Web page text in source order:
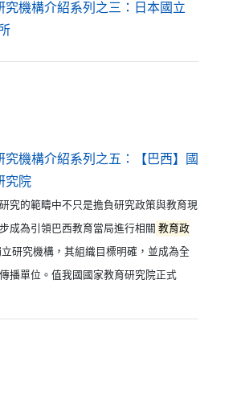
究機構介紹系列之三：日本國立
（另開新視窗）
究機構介紹系列之五：【巴西】國
究院（另開新視窗）
究的範疇中不只是擔負研究政策與教育現
成為引領巴西教育當局進行相關 教育政
研究機構，其組織目標明確，並成為全
播單位。值我國國家教育研究院正式